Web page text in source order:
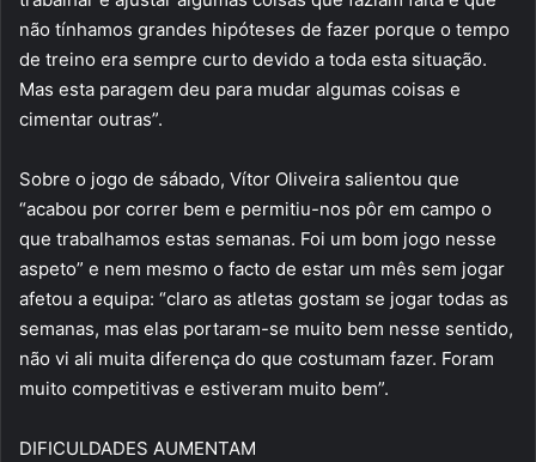
não tínhamos grandes hipóteses de fazer porque o tempo
de treino era sempre curto devido a toda esta situação.
Mas esta paragem deu para mudar algumas coisas e
cimentar outras”.
Sobre o jogo de sábado, Vítor Oliveira salientou que
“acabou por correr bem e permitiu-nos pôr em campo o
que trabalhamos estas semanas. Foi um bom jogo nesse
aspeto” e nem mesmo o facto de estar um mês sem jogar
afetou a equipa: “claro as atletas gostam se jogar todas as
semanas, mas elas portaram-se muito bem nesse sentido,
não vi ali muita diferença do que costumam fazer. Foram
muito competitivas e estiveram muito bem”.
DIFICULDADES AUMENTAM